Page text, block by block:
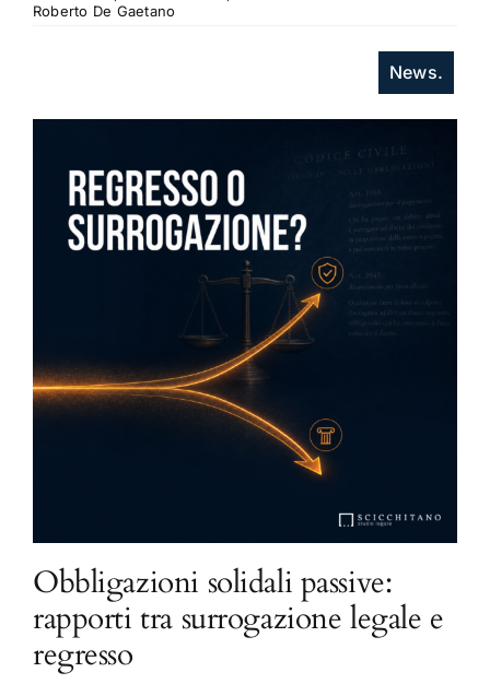
Roberto De Gaetano
News.
Obbligazioni solidali passive:
rapporti tra surrogazione legale e
regresso